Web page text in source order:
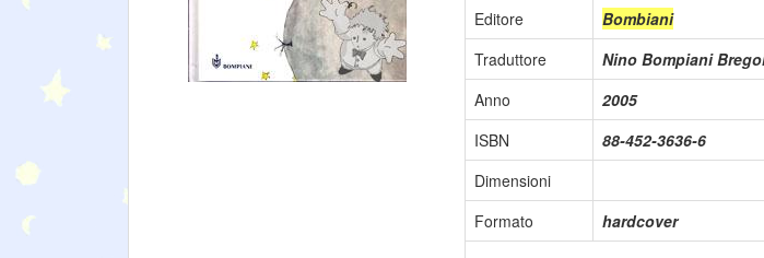
Editore
Bombiani
Traduttore
Nino Bompiani
Anno
2005
ISBN
88-452-3636-6
Dimensioni
Formato
hardcover